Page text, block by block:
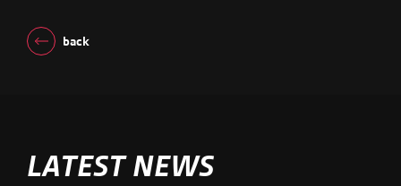
back
LATEST NEWS